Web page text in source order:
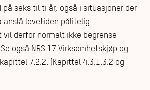
på seks til ti år, også i situasjoner der
anslå levetiden pålitelig.
vil derfor normalt ikke begrense
også NRS 17 Virksomhetskjøp og
kapittel 7.2.2. (Kapittel 4.3.1.3.2 og